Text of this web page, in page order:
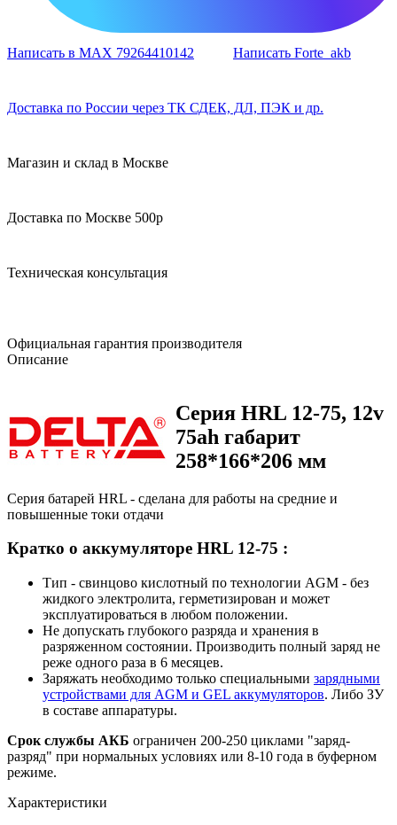
Написать в MAX 79264410142 Написать Forte_akb
Доставка по России через ТК СДЕК, ДЛ, ПЭК и др.
Магазин и склад в Москве
Доставка по Москве 500р
Техническая консультация
Официальная гарантия производителя
Описание
Серия HRL 12-75, 12v
75ah габарит
258*166*206 мм
Серия батарей HRL - сделана для работы на средние и
повышенные токи отдачи
Кратко о аккумуляторе HRL 12-75 :
Тип - свинцово кислотный по технологии AGM - без
жидкого электролита, герметизирован и может
эксплуатироваться в любом положении.
Не допускать глубокого разряда и хранения в
разряженном состоянии. Производить полный заряд не
реже одного раза в 6 месяцев.
Заряжать необходимо только специальными зарядными
устройствами для AGM и GEL аккумуляторов. Либо ЗУ
в составе аппаратуры.
Срок службы АКБ ограничен 200-250 циклами "заряд-
разряд" при нормальных условиях или 8-10 года в буферном
режиме.
Характеристики